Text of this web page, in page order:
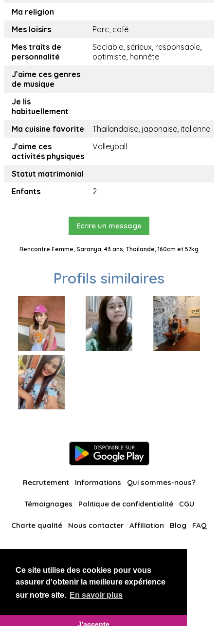
Ce site utilise des cookies pour vous
assurer d'obtenir la meilleure expérience
sur notre site. En savoir plus
J'accepte
Ma religion
Mes loisirs
Parc, café
Mes traits de
personnalité
Sociable, sérieux, responsable,
optimiste, honnête
J’aime ces genres
de musique
Je lis
habituellement
Ma cuisine favorite
Thailandaïse, japonaise, italienne
J’aime ces
activités physiques
Volleyball
Statut matrimonial
Enfants
2
Ecrire un message
Rencontre Femme, Saranya, 43 ans, Thaïlande, 160cm et 57kg
Profils similaires
Recrutement Informations Qui sommes-nous?
Témoignages Politique de confidentialité CGU
Charte qualité Nous contacter Affiliation Blog FAQ
BlackAndBeauties RussianKisses